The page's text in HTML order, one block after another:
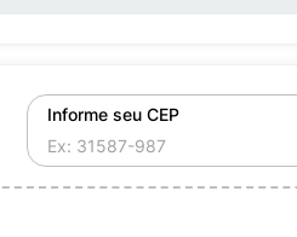
Informe seu CEP